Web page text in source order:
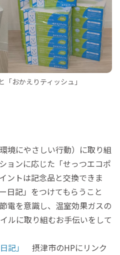
「おかえりティッシュ」
境にやさしい行動）に取り組
ョンに応じた「せっつエコポ
ントは記念品と交換できま
日記」をつけてもらうこと
電を意識し、温室効果ガスの
ルに取り組むお手伝いをして
記」
摂津市のHPにリンク